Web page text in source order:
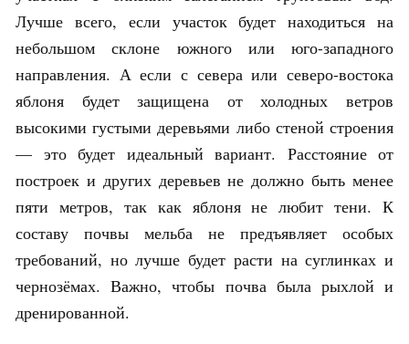
Лучше всего, если участок будет находиться на
небольшом склоне южного или юго-западного
направления. А если с севера или северо-востока
яблоня будет защищена от холодных ветров
высокими густыми деревьями либо стеной строения
— это будет идеальный вариант. Расстояние от
построек и других деревьев не должно быть менее
пяти метров, так как яблоня не любит тени. К
составу почвы мельба не предъявляет особых
требований, но лучше будет расти на суглинках и
чернозёмах. Важно, чтобы почва была рыхлой и
дренированной.